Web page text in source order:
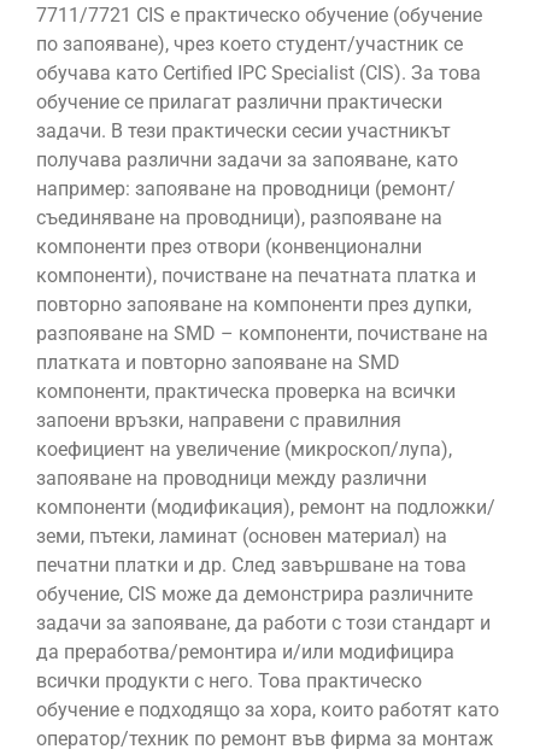
7711/7721 CIS е практическо обучение (обучение
по запояване), чрез което студент/участник се
обучава като Certified IPC Specialist (CIS). За това
обучение се прилагат различни практически
задачи. В тези практически сесии участникът
получава различни задачи за запояване, като
например: запояване на проводници (ремонт/
съединяване на проводници), разпояване на
компоненти през отвори (конвенционални
компоненти), почистване на печатната платка и
повторно запояване на компоненти през дупки,
разпояване на SMD – компоненти, почистване на
платката и повторно запояване на SMD
компоненти, практическа проверка на всички
запоени връзки, направени с правилния
коефициент на увеличение (микроскоп/лупа),
запояване на проводници между различни
компоненти (модификация), ремонт на подложки/
земи, пътеки, ламинат (основен материал) на
печатни платки и др. След завършване на това
обучение, CIS може да демонстрира различните
задачи за запояване, да работи с този стандарт и
да преработва/ремонтира и/или модифицира
всички продукти с него. Това практическо
обучение е подходящо за хора, които работят като
оператор/техник по ремонт във фирма за монтаж